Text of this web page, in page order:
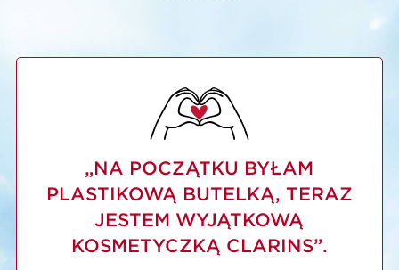
facial contours and luminate the skin.
Precious Krem La Crème 15 ml
1 sztuka
Skąd ta wyjątkowość?
Wygładzona, nawilżona, jędrna i napięta skóra.
Wygładzone okolice oczu.
„NA POCZĄTKU BYŁAM
PLASTIKOWĄ BUTELKĄ, TERAZ
JESTEM WYJĄTKOWĄ
KOSMETYCZKĄ CLARINS”.